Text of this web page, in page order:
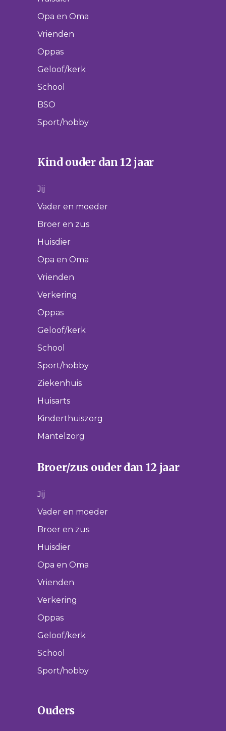
Opa en Oma
Vrienden
Oppas
Geloof/kerk
School
BSO
Sport/hobby
Kind ouder dan 12 jaar
Jij
Vader en moeder
Broer en zus
Huisdier
Opa en Oma
Vrienden
Verkering
Oppas
Geloof/kerk
School
Sport/hobby
Ziekenhuis
Huisarts
Kinderthuiszorg
Mantelzorg
Broer/zus ouder dan 12 jaar
Jij
Vader en moeder
Broer en zus
Huisdier
Opa en Oma
Vrienden
Verkering
Oppas
Geloof/kerk
School
Sport/hobby
Ouders